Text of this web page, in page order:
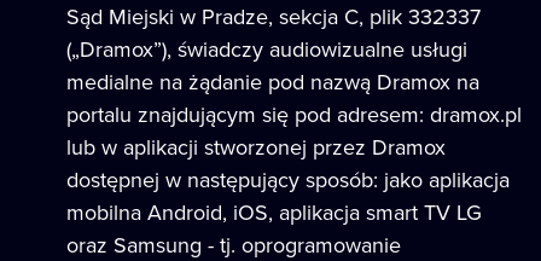
Sąd Miejski w Pradze, sekcja C, plik 332337
(„Dramox”), świadczy audiowizualne usługi
medialne na żądanie pod nazwą Dramox na
portalu znajdującym się pod adresem: dramox.pl
lub w aplikacji stworzonej przez Dramox
dostępnej w następujący sposób: jako aplikacja
mobilna Android, iOS, aplikacja smart TV LG
oraz Samsung - tj. oprogramowanie